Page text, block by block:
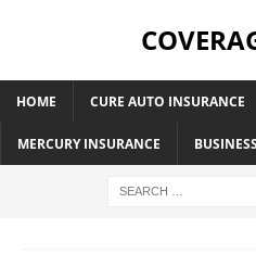
HOME CURE AUTO INSURANCE
MERCURY INSURANCE